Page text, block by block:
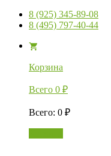
8 (925) 345-89-08
8 (495) 797-40-44
Корзина
Всего 0 ₽
Всего: 0 ₽